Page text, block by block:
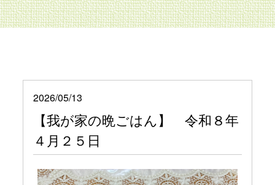
2026/05/13
【我が家の晩ごはん】 令和８年
４月２５日